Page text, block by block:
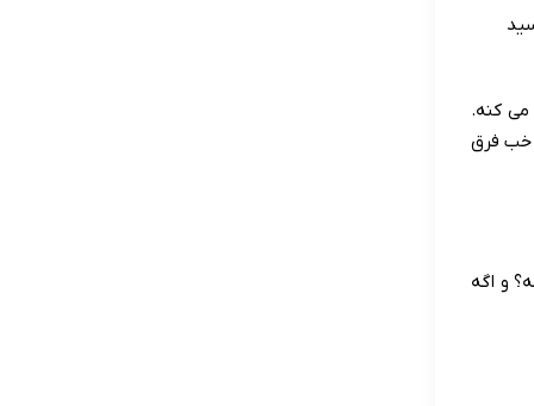
می کنه.
خب فرق
و اگه